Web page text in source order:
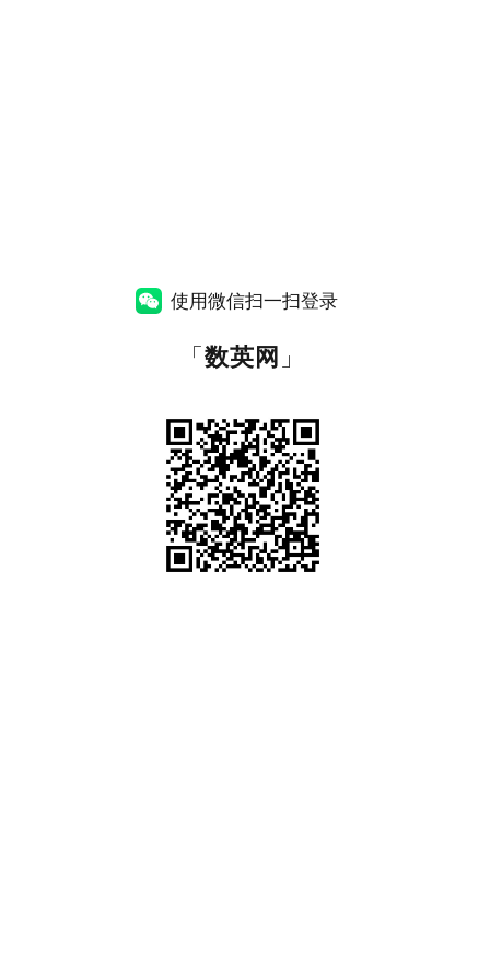
使用微信扫一扫登录
「数英网 」